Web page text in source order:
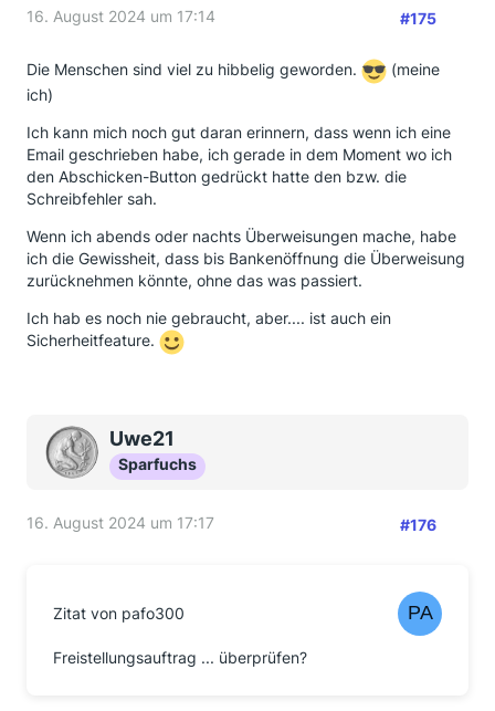
16. August 2024 um 17:14 #175
Die Menschen sind viel zu hibbelig geworden.
(meine
ich)
Ich kann mich noch gut daran erinnern, dass wenn ich eine
Email geschrieben habe, ich gerade in dem Moment wo ich
den Abschicken-Button gedrückt hatte den bzw. die
Schreibfehler sah.
Wenn ich abends oder nachts Überweisungen mache, habe
ich die Gewissheit, dass bis Bankenöffnung die Überweisung
zurücknehmen könnte, ohne das was passiert.
Ich hab es noch nie gebraucht, aber.... ist auch ein
Sicherheitfeature.
Uwe21
Sparfuchs
16. August 2024 um 17:17 #176
Zitat von pafo300
Freistellungsauftrag ... überprüfen?